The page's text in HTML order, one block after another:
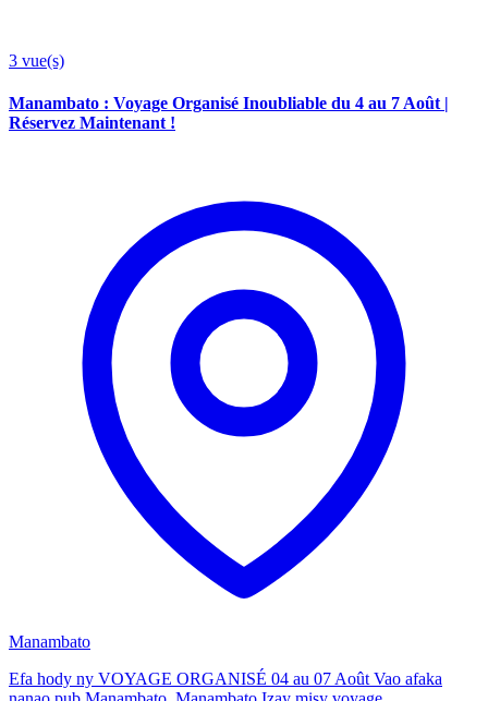
3 vue(s)
Manambato : Voyage Organisé Inoubliable du 4 au 7 Août |
Réservez Maintenant !
Manambato
Efa hody ny VOYAGE ORGANISÉ 04 au 07 Août Vao afaka